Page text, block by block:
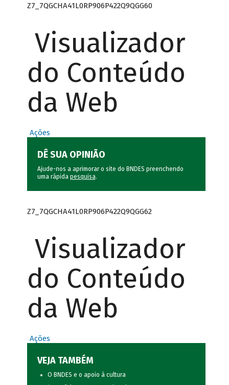
Z7_7QGCHA41L0RP906P422Q9QGG60
Visualizador
do Conteúdo
da Web
Ações
DÊ SUA OPINIÃO
Ajude-nos a aprimorar o site do BNDES preenchendo
uma rápida pesquisa.
Z7_7QGCHA41L0RP906P422Q9QGG62
Visualizador
do Conteúdo
da Web
Ações
VEJA TAMBÉM
O BNDES e o apoio à cultura